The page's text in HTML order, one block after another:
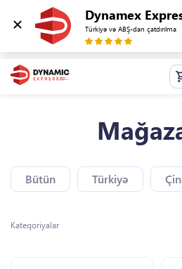
Dynamex
Türkiyə və ABŞ-dan çatdırılma
Bütün Türkiyə Çin
Kateqoriyalar